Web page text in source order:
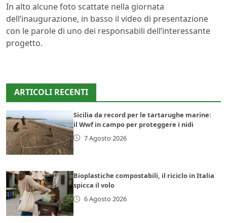
In alto alcune foto scattate nella giornata
dell’inaugurazione, in basso il video di presentazione
con le parole di uno dei responsabili dell’interessante
progetto.
ARTICOLI RECENTI
Sicilia da record per le tartarughe marine:
il Wwf in campo per proteggere i nidi
7 Agosto 2026
Bioplastiche compostabili, il riciclo in Italia
spicca il volo
6 Agosto 2026